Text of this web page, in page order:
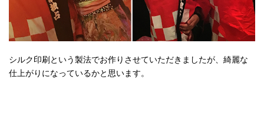
シルク印刷という製法でお作りさせていただきましたが、綺麗な
仕上がりになっているかと思います。